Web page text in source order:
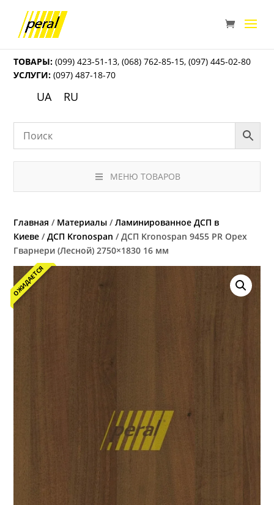
ТОВАРЫ: (099) 423-51-13,(068) 762-85-15,(097) 445-02-80
УСЛУГИ: (097) 487-18-70
UA RU
МЕНЮ ТОВАРОВ
Главная / Материалы /Ламинированное ДСП в
Киеве /ДСП Kronospan / ДСП Kronospan 9455 PR Орех
Гварнери (Лесной) 2750×1830 16 мм
ОЖИДАЕТСЯ